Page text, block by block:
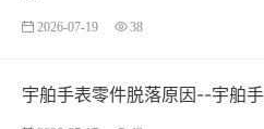
2026-07-19 38
宇舶手表零件脱落原因--宇舶